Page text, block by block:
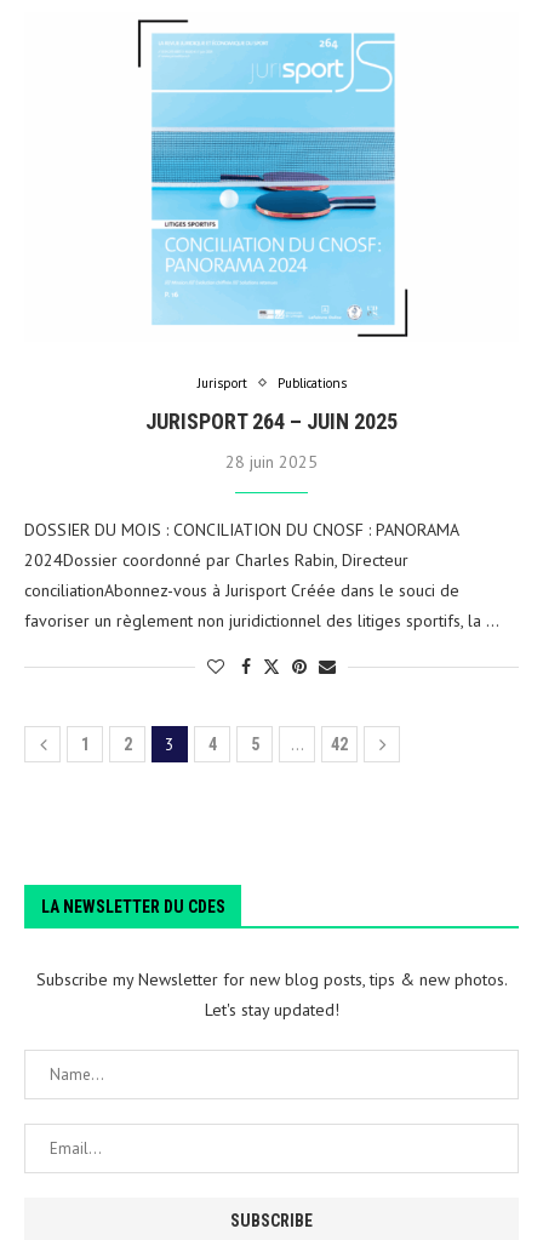
Jurisport Publications
JURISPORT 264 – JUIN 2025
28 juin 2025
DOSSIER DU MOIS : CONCILIATION DU CNOSF : PANORAMA
2024Dossier coordonné par Charles Rabin, Directeur
conciliationAbonnez-vous à Jurisport Créée dans le souci de
favoriser un règlement non juridictionnel des litiges sportifs, la …
1 2 3 4 5 … 42
LA NEWSLETTER DU CDES
Subscribe my Newsletter for new blog posts, tips & new photos.
Let's stay updated!